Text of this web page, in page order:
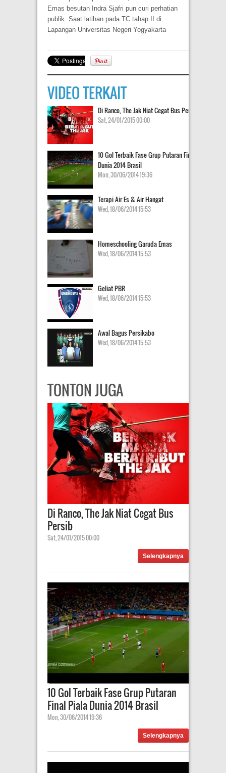
Emas besutan Indra Sjafri pun curi perhatian
publik. Saat latihan pada TC tahap II di
Lapangan Universitas Negeri Yogyakarta
VIDEO TERKAIT
Di Ranco, The Jak Niat Cegat Bus Persib
Sat, 24/01/2015 00:00
10 Gol Terbaik Fase Grup Putaran Final Piala
Dunia 2014 Brasil
Mon, 30/06/2014 19:36
Terapi Air Es & Air Hangat
Wed, 18/06/2014 15:53
Homeschooling Garuda Emas
Wed, 18/06/2014 15:53
Geliat PBR
Wed, 18/06/2014 15:53
Awal Bagus Persikabo
Wed, 18/06/2014 15:53
TONTON JUGA
Di Ranco, The Jak Niat Cegat Bus
Persib
Sat, 24/01/2015 00:00
Selengkapnya
10 Gol Terbaik Fase Grup Putaran
Final Piala Dunia 2014 Brasil
Mon, 30/06/2014 19:36
Selengkapnya